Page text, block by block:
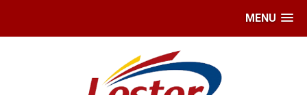
MENU